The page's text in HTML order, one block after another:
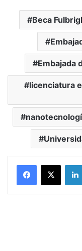
Beca
Embajada
licenciatura